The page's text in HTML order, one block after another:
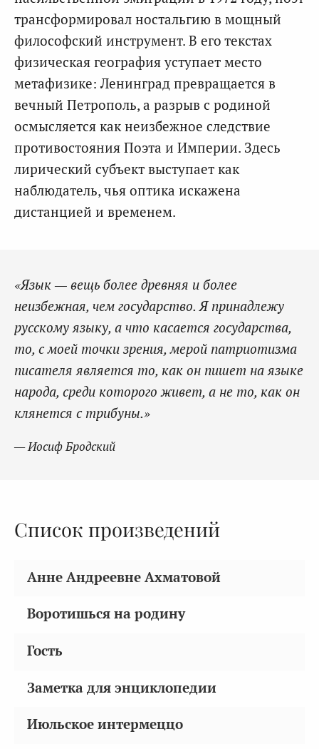
трансформировал ностальгию в мощный
философский инструмент. В его текстах
физическая география уступает место
метафизике: Ленинград превращается в
вечный Петрополь, а разрыв с родиной
осмысляется как неизбежное следствие
противостояния Поэта и Империи. Здесь
лирический субъект выступает как
наблюдатель, чья оптика искажена
дистанцией и временем.
«Язык — вещь более древняя и более
неизбежная, чем государство. Я принадлежу
русскому языку, а что касается государства,
то, с моей точки зрения, мерой патриотизма
писателя является то, как он пишет на языке
народа, среди которого живет, а не то, как он
клянется с трибуны.»
— Иосиф Бродский
Список произведений
Анне Андреевне Ахматовой
Воротишься на родину
Гость
Заметка для энциклопедии
Июльское интермеццо